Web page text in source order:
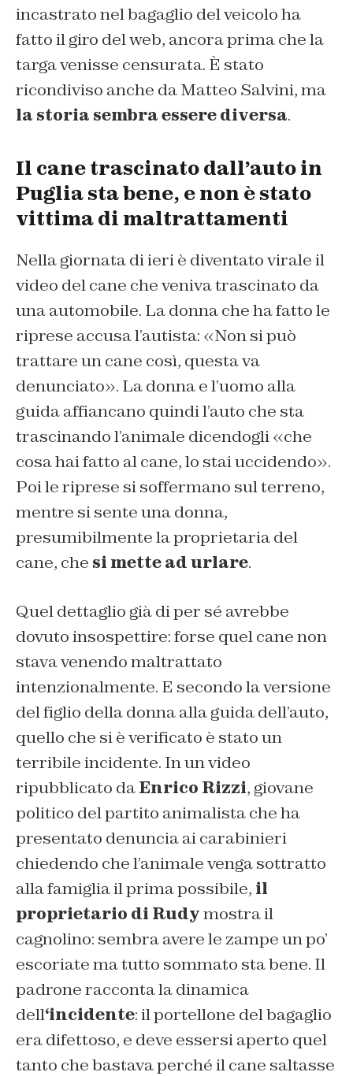
incastrato nel bagaglio del veicolo ha
fatto il giro del web, ancora prima che la
targa venisse censurata. È stato
ricondiviso anche da Matteo Salvini, ma
la storia sembra essere diversa.
Il cane trascinato dall’auto in
Puglia sta bene, e non è stato
vittima di maltrattamenti
Nella giornata di ieri è diventato virale il
video del cane che veniva trascinato da
una automobile. La donna che ha fatto le
riprese accusa l’autista: «Non si può
trattare un cane così, questa va
denunciato». La donna e l’uomo alla
guida affiancano quindi l’auto che sta
trascinando l’animale dicendogli «che
cosa hai fatto al cane, lo stai uccidendo».
Poi le riprese si soffermano sul terreno,
mentre si sente una donna,
presumibilmente la proprietaria del
cane, che si mette ad urlare.
Quel dettaglio già di per sé avrebbe
dovuto insospettire: forse quel cane non
stava venendo maltrattato
intenzionalmente. E secondo la versione
del figlio della donna alla guida dell’auto,
quello che si è verificato è stato un
terribile incidente. In un video
ripubblicato daEnrico Rizzi, giovane
politico del partito animalista che ha
presentato denuncia ai carabinieri
chiedendo che l’animale venga sottratto
alla famiglia il prima possibile, il
proprietario di Rudymostra il
cagnolino: sembra avere le zampe un po’
escoriate ma tutto sommato sta bene. Il
padrone racconta la dinamica
dell‘incidente: il portellone del bagaglio
era difettoso, e deve essersi aperto quel
tanto che bastava perché il cane saltasse